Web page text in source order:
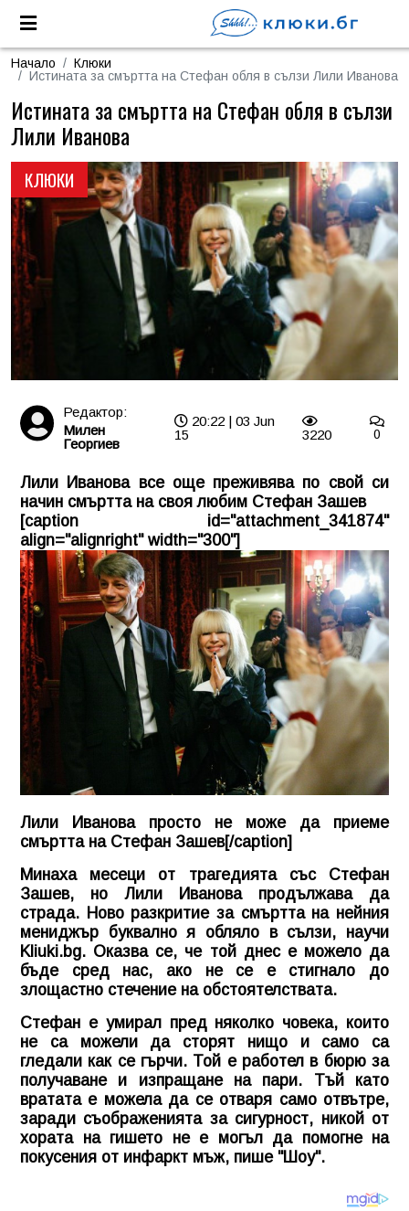
Начало
Клюки
Истината за смъртта на Стефан обля в сълзи Лили Иванова
КЛЮКИ
Истината за смъртта на Стефан обля в сълзи
Лили Иванова
Редактор:
Милен
Георгиев
20:22 | 03 Jun
15
3220 0
Лили Иванова все още преживява по свой си
начин смъртта на своя любим Стефан Зашев
[caption id="attachment_341874"
align="alignright" width="300"]
Лили Иванова просто не може да приеме
смъртта на Стефан Зашев[/caption]
Минаха месеци от трагедията със Стефан
Зашев, но Лили Иванова продължава да
страда. Ново разкритие за смъртта на нейния
мениджър буквално я обляло в сълзи, научи
Kliuki.bg. Оказва се, че той днес е можело да
бъде сред нас, ако не се е стигнало до
злощастно стечение на обстоятелствата.
Стефан е умирал пред няколко човека, които
не са можели да сторят нищо и само са
гледали как се гърчи. Той е работел в бюрю за
получаване и изпращане на пари. Тъй като
вратата е можела да се отваря само отвътре,
заради съображенията за сигурност, никой от
хората на гишето не е могъл да помогне на
покусения от инфаркт мъж, пише "Шоу".